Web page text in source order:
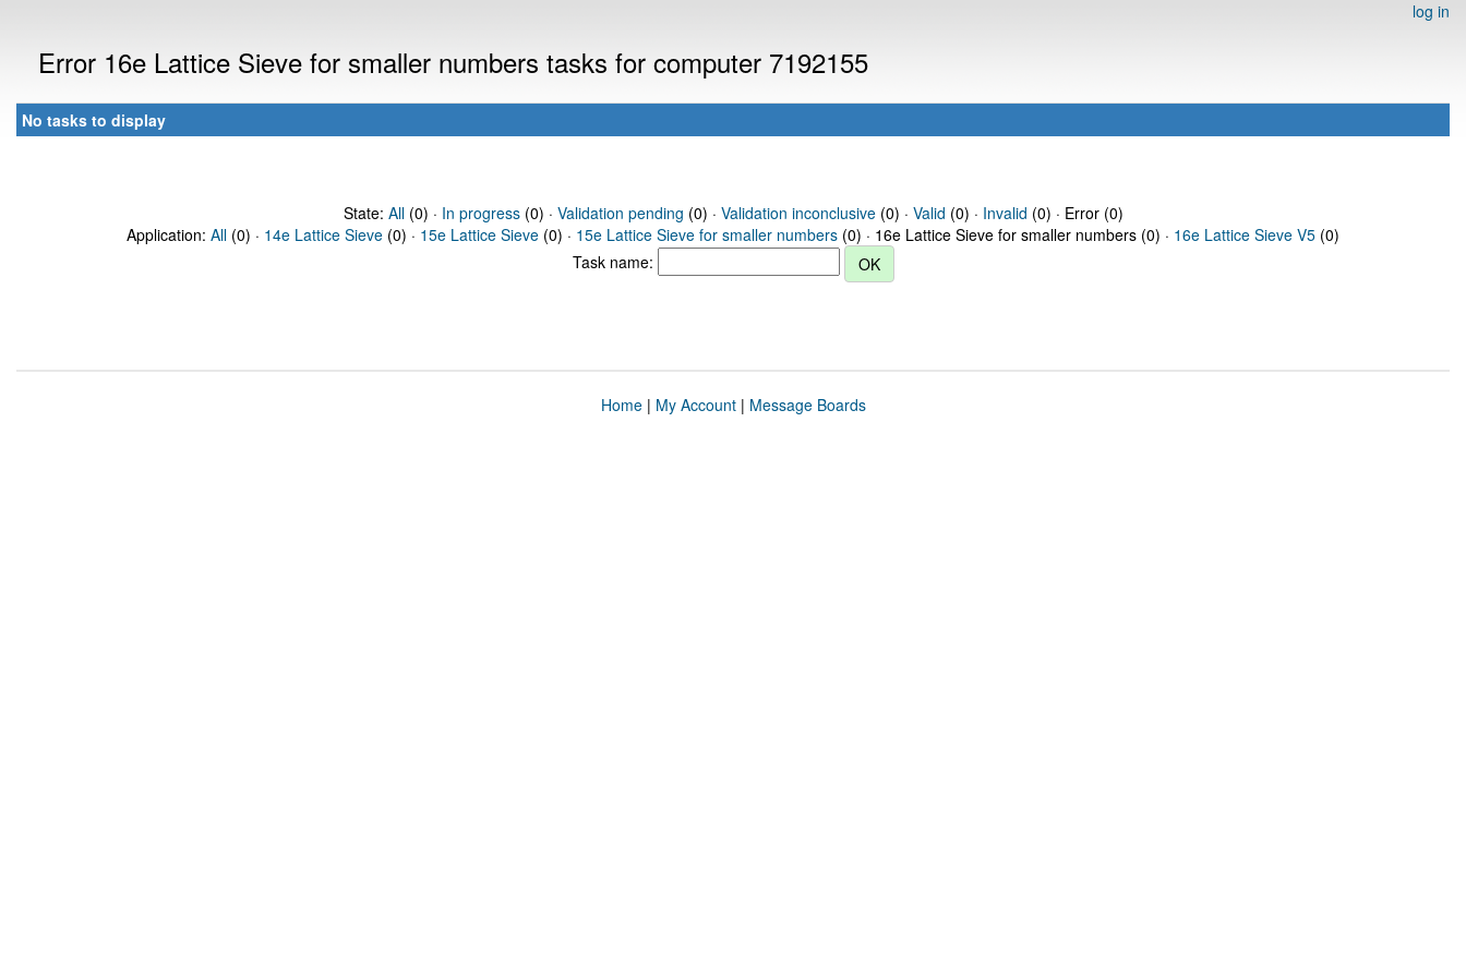
log in
Error 16e Lattice Sieve for smaller numbers tasks for computer 7192155
No tasks to display
State: All(0) · In progress(0) · Validation pending (0) · Validation inconclusive(0) · Valid (0) · Invalid (0) · Error (0)
Application: All (0) · 14e Lattice Sieve (0) · 15e Lattice Sieve (0) · 15e Lattice Sieve for smaller numbers (0) · 16e Lattice Sieve for smaller numbers (0) · 16e Lattice Sieve V5 (0)
Task name:
Home| My Account| Message Boards